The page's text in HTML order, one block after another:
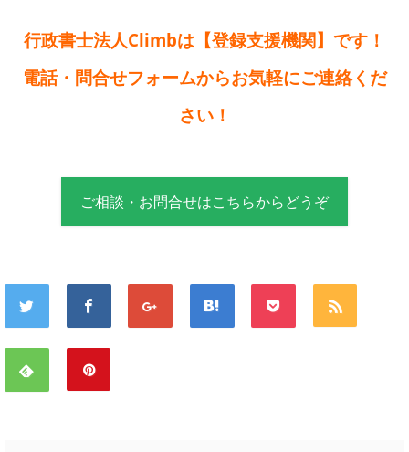
行政書士法人Climbは【登録支援機関】です！
電話・問合せフォームからお気軽にご連絡くだ
さい！
ご相談・お問合せはこちらからどうぞ